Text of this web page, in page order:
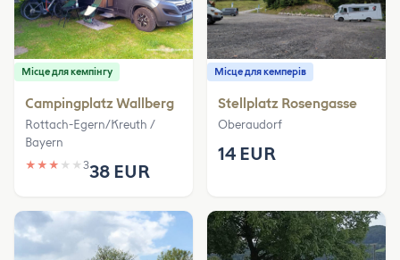
Місце для кемпінгу
Campingplatz Wallberg
Rottach-Egern/Kreuth /
Bayern
★ ★ ★ ★ ★ 338 EUR
Місце для кемперів
Stellplatz Rosengasse
Oberaudorf
14 EUR